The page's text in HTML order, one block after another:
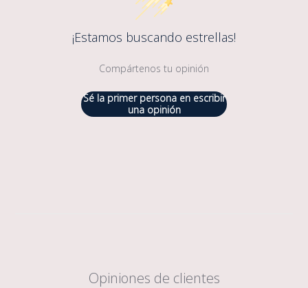
¡Estamos buscando estrellas!
Compártenos tu opinión
Sé la primer persona en escribir
una opinión
Opiniones de clientes